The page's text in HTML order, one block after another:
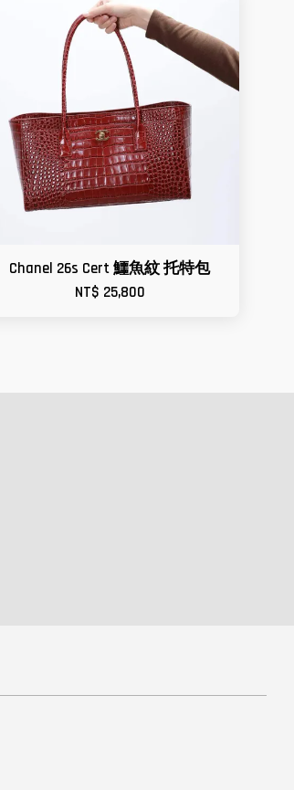
Chanel 26s Cert 鱷魚紋 托特包
NT$ 25,800